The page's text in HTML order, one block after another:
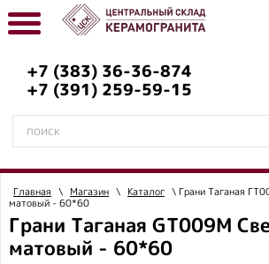
+7 (383) 36-36-874
+7 (391) 259-59-15
Главная \ Магазин \ Каталог \ Грани Таганая
матовый - 60*60
Грани Таганая GT009M
матовый - 60*60